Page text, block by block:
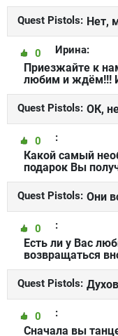
Quest Pistols: Нет,
Ирина:
0
Приезжайте к
любим и ждём!!!
Quest Pistols: ОК,
:
0
Какой самый
подарок Вы
Quest Pistols: Они
:
0
Есть ли у Вас
возвращаться
Quest Pistols:
:
0
Сначала вы